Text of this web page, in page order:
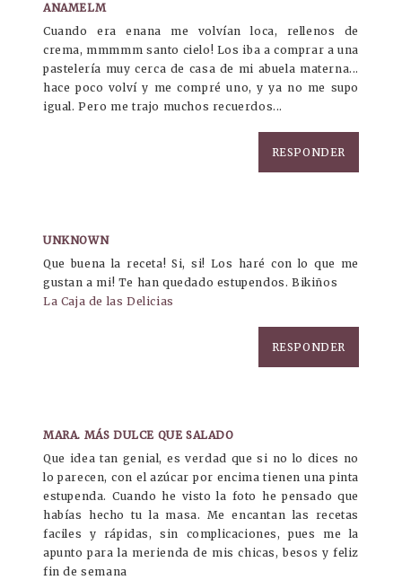
ANAMELM
Cuando era enana me volvían loca, rellenos de
crema, mmmmm santo cielo! Los iba a comprar a una
pastelería muy cerca de casa de mi abuela materna...
hace poco volví y me compré uno, y ya no me supo
igual. Pero me trajo muchos recuerdos...
RESPONDER
UNKNOWN
Que buena la receta! Si, si! Los haré con lo que me
gustan a mi! Te han quedado estupendos. Bikiños
La Caja de las Delicias
RESPONDER
MARA. MÁS DULCE QUE SALADO
Que idea tan genial, es verdad que si no lo dices no
lo parecen, con el azúcar por encima tienen una pinta
estupenda. Cuando he visto la foto he pensado que
habías hecho tu la masa. Me encantan las recetas
faciles y rápidas, sin complicaciones, pues me la
apunto para la merienda de mis chicas, besos y feliz
fin de semana